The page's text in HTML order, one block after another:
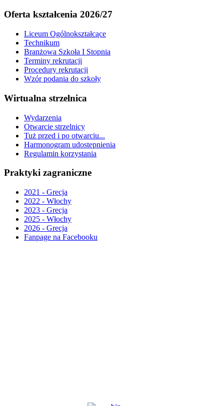
Oferta kształcenia 2026/27
Liceum Ogólnokształcące
Technikum
Branżowa Szkoła I Stopnia
Terminy rekrutacji
Procedury rekrutacji
Wzór podania do szkoły
Wirtualna strzelnica
Wydarzenia
Otwarcie strzelnicy
Tuż przed i po otwarciu...
Harmonogram udostępnienia
Regulamin korzystania
Praktyki zagraniczne
2021 - Grecja
2022 - Włochy
2023 - Grecja
2025 - Włochy
2026 - Grecja
Fanpage na Facebooku